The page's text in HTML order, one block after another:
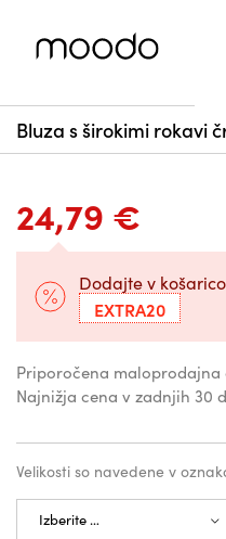
Bluza s širokimi rokavi
24,79 €
Dodajte v
EXTRA20
Priporočena maloprodajna
Najnižja cena v zadnjih 30
Velikosti so navedene v